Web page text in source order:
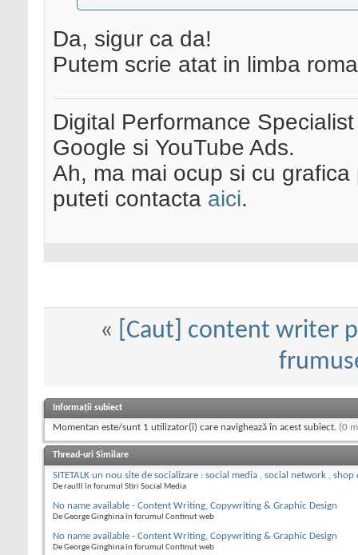
Da, sigur ca da!
Putem scrie atat in limba
Digital Performance
Google si YouTube Ads.
Ah, ma mai ocup si cu
puteti contacta aici.
«
[Caut] content writer
Informații subiect
Momentan este/sunt 1 utilizator(i) care navighează în acest subiect. (0
Thread-uri Similare
SITETALK un nou site de socializare : social media , social network , shop
De raulll în forumul Stiri Social Media
No name available - Content Writing, Copywriting & Graphic Design
De George Ginghina în forumul Continut web
No name available - Content Writing, Copywriting & Graphic Design
De George Ginghina în forumul Continut web